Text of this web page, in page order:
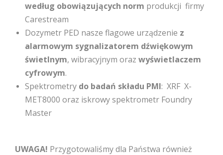
według obowiązujących norm produkcji firmy
Carestream
Dozymetr PED nasze flagowe urządzenie z
alarmowym sygnalizatorem dźwiękowym
świetlnym, wibracyjnym oraz wyświetlaczem
cyfrowym.
Spektrometry do badań składu PMI: XRF X-
MET8000 oraz iskrowy spektrometr Foundry
Master
UWAGA! Przygotowaliśmy dla Państwa również